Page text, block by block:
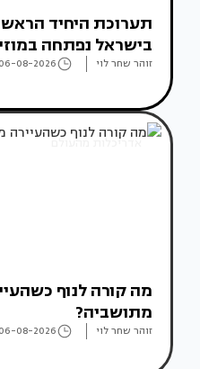
תערוכת היחיד
בישראל נפתחה
זוהר שחר לוי 06-08-2026
אדריכלות מהעולם
מה קורה לנוף
מתושביה?
זוהר שחר לוי 06-08-2026